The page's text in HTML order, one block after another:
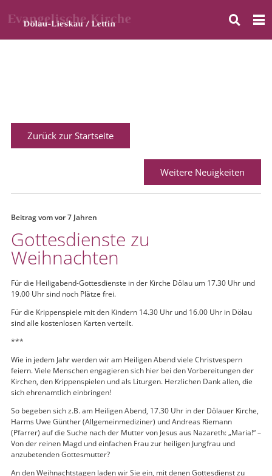
Zurück zur Startseite
Weitere Neuigkeiten
Beitrag vomvor 7 Jahren
Gottesdienste zu
Weihnachten
Für die Heiligabend-Gottesdienste in der Kirche Dölau um 17.30 Uhr und
19.00 Uhr sind noch Plätze frei.
Für die Krippenspiele mit den Kindern 14.30 Uhr und 16.00 Uhr in Dölau
sind alle kostenlosen Karten verteilt.
***
Wie in jedem Jahr werden wir am Heiligen Abend viele Christvespern
feiern. Viele Menschen engagieren sich hier bei den Vorbereitungen der
Kirchen, den Krippenspielen und als Liturgen. Herzlichen Dank allen, die
sich ehrenamtlich einbringen!
So begeben sich z.B. am Heiligen Abend, 17.30 Uhr in der Dölauer Kirche,
Harms Uwe Günther (Allgemeinmediziner) und Andreas Riemann
(Pfarrer) auf die Suche nach der Mutter von Jesus aus Nazareth: „Maria!“ –
Von der reinen Magd und einfachen Frau zur heiligen Jungfrau und
anzubetenden Gottesmutter?
An den Weihnachtstagen laden wir Sie ein, mit denen Gottesdienst zu